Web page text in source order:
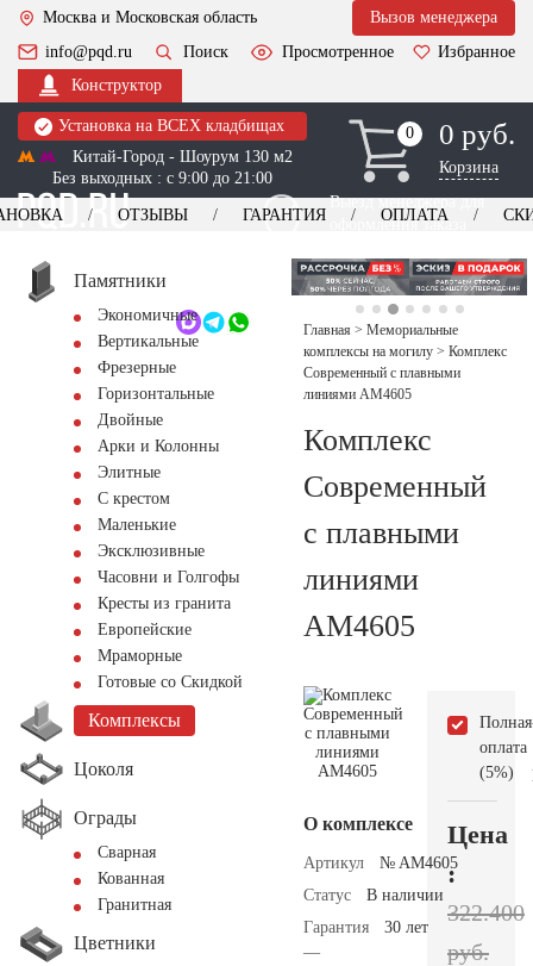
Москва и Московская область
Вызов менеджера
info@pqd.ru
Поиск Просмотренное
Избранное
Конструктор
Установка на ВСЕХ кладбищах
Китай-Город - Шоурум 130 м2
Без выходных : с 9:00 до 21:00
0
0 0 руб.
Корзина
Выезд менеджера для
оформления заказа
+7 (495) 518-44-23
Обратный звонок
ОТЗЫВЫ ГАРАНТИЯ ОПЛАТА
Памятники
Экономичные
Вертикальные
Фрезерные
Горизонтальные
Двойные
Арки и Колонны
Элитные
С крестом
Маленькие
Эксклюзивные
Часовни и Голгофы
Кресты из гранита
Европейские
Мраморные
Готовые со Скидкой
Комплексы
Цоколя
Ограды
Сварная
Кованная
Гранитная
Цветники
Главная > Мемориальные
комплексы на могилу > Комплекс
Современный с плавными
линиями AM4605
Комплекс
Современный
с плавными
линиями
AM4605
О комплексе
Артикул
№ AM4605
Статус
В наличии
Гарантия
—
30 лет
Полная
оплата
(5%)
Цена
:
322.400
руб.